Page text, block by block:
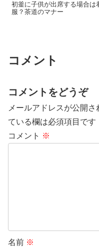
初釜に子供が出席する場合は
服？茶道のマナー
コメント
コメントをどうぞ
メールアドレスが公開さ
ている欄は必須項目です
コメント ※
名前 ※